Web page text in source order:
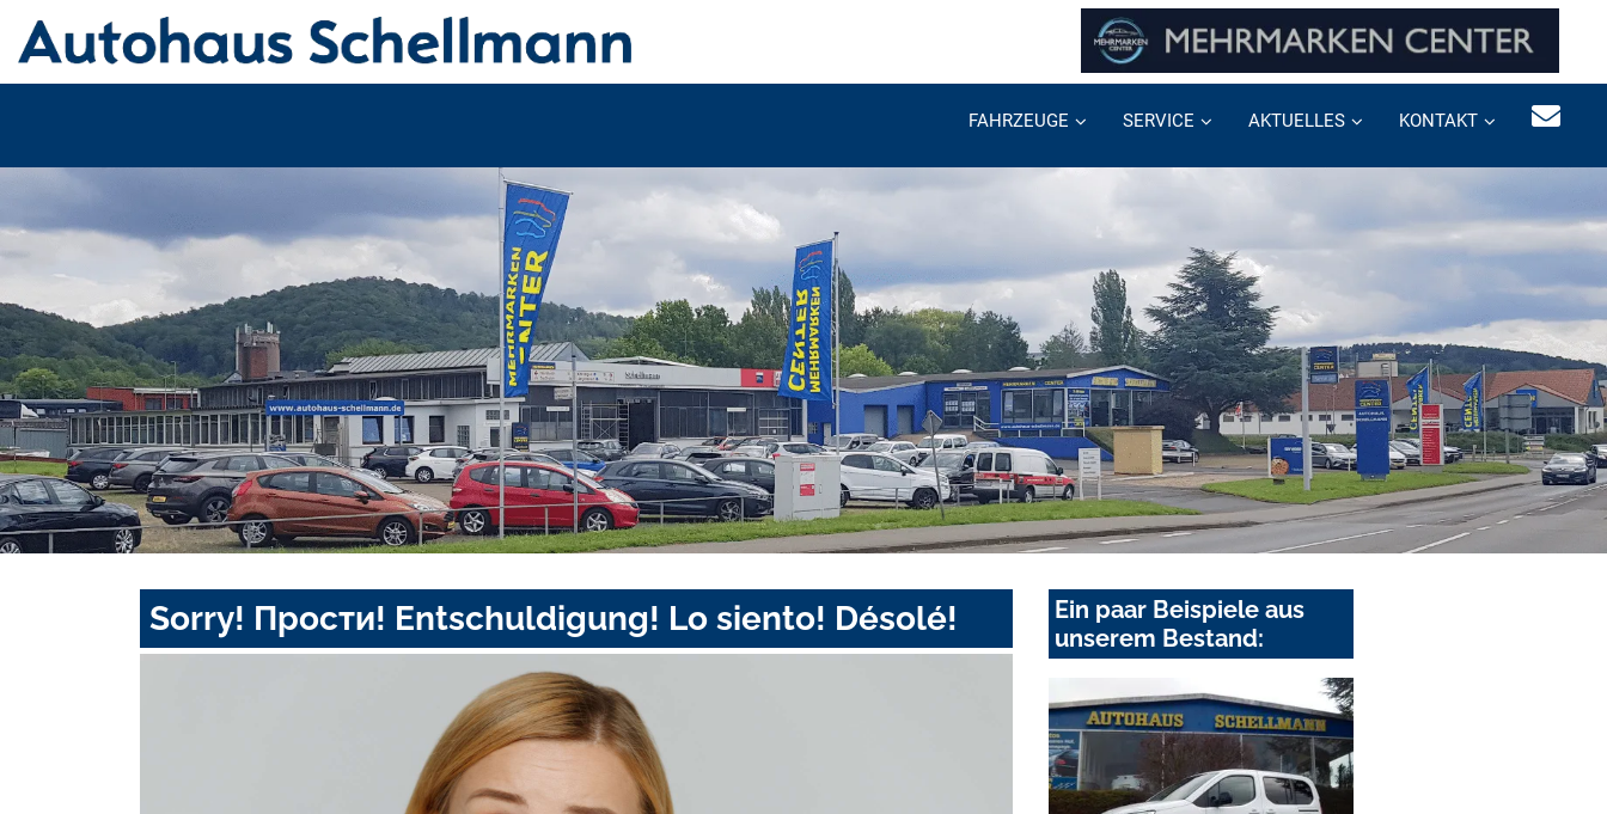
FAHRZEUGE SERVICE AKTUELLES KONTAKT
Sorry! Прости! Entschuldigung! Lo siento! Désolé!
Ein paar Beispiele aus
unserem Bestand: